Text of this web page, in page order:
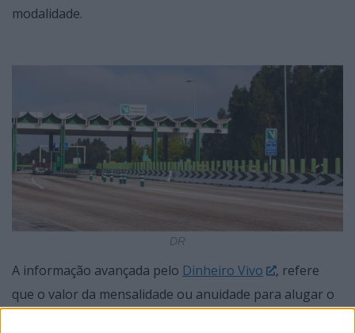
modalidade.
DR
A informação avançada pelo Dinheiro Vivo
, refere
que o valor da mensalidade ou anuidade para alugar o